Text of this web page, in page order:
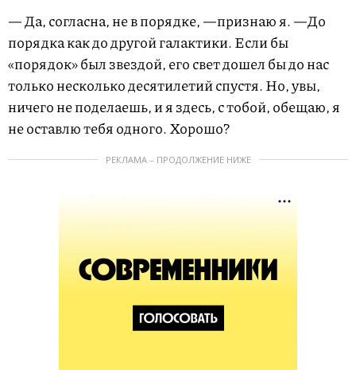
— Да, согласна, не в порядке, —признаю я. —До
порядка как до другой галактики. Если бы
«порядок» был звездой, его свет дошел бы до нас
только несколько десятилетий спустя. Но, увы,
ничего не поделаешь, и я здесь, с тобой, обещаю, я
не оставлю тебя одного. Хорошо?
РЕКЛАМА – ПРОДОЛЖЕНИЕ НИЖЕ